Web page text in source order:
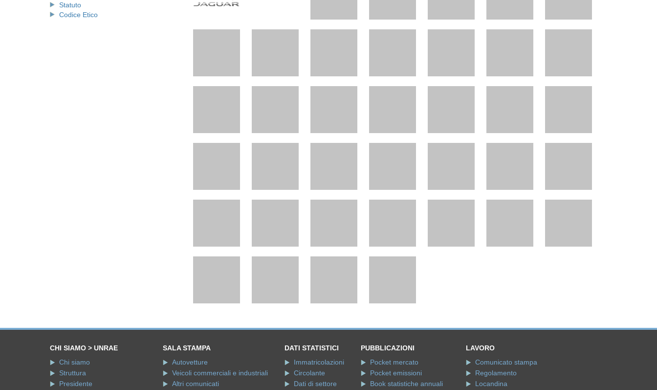
Statuto
Codice Etico
CHI SIAMO > UNRAE
Chi siamo
Struttura
Presidente
SALA STAMPA
Autovetture
Veicoli commerciali e industriali
Altri comunicati
DATI STATISTICI
Immatricolazioni
Circolante
Dati di settore
PUBBLICAZIONI
Pocket mercato
Pocket emissioni
Book statistiche annuali
LAVORO
Comunicato stampa
Regolamento
Locandina